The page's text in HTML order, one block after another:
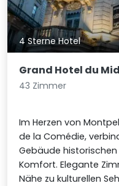
4 Sterne Hotel
Grand Hotel du
43 Zimmer
Im Herzen von
de la Comédie,
Gebäude
Komfort. Elegante
Nähe zu kulturellen